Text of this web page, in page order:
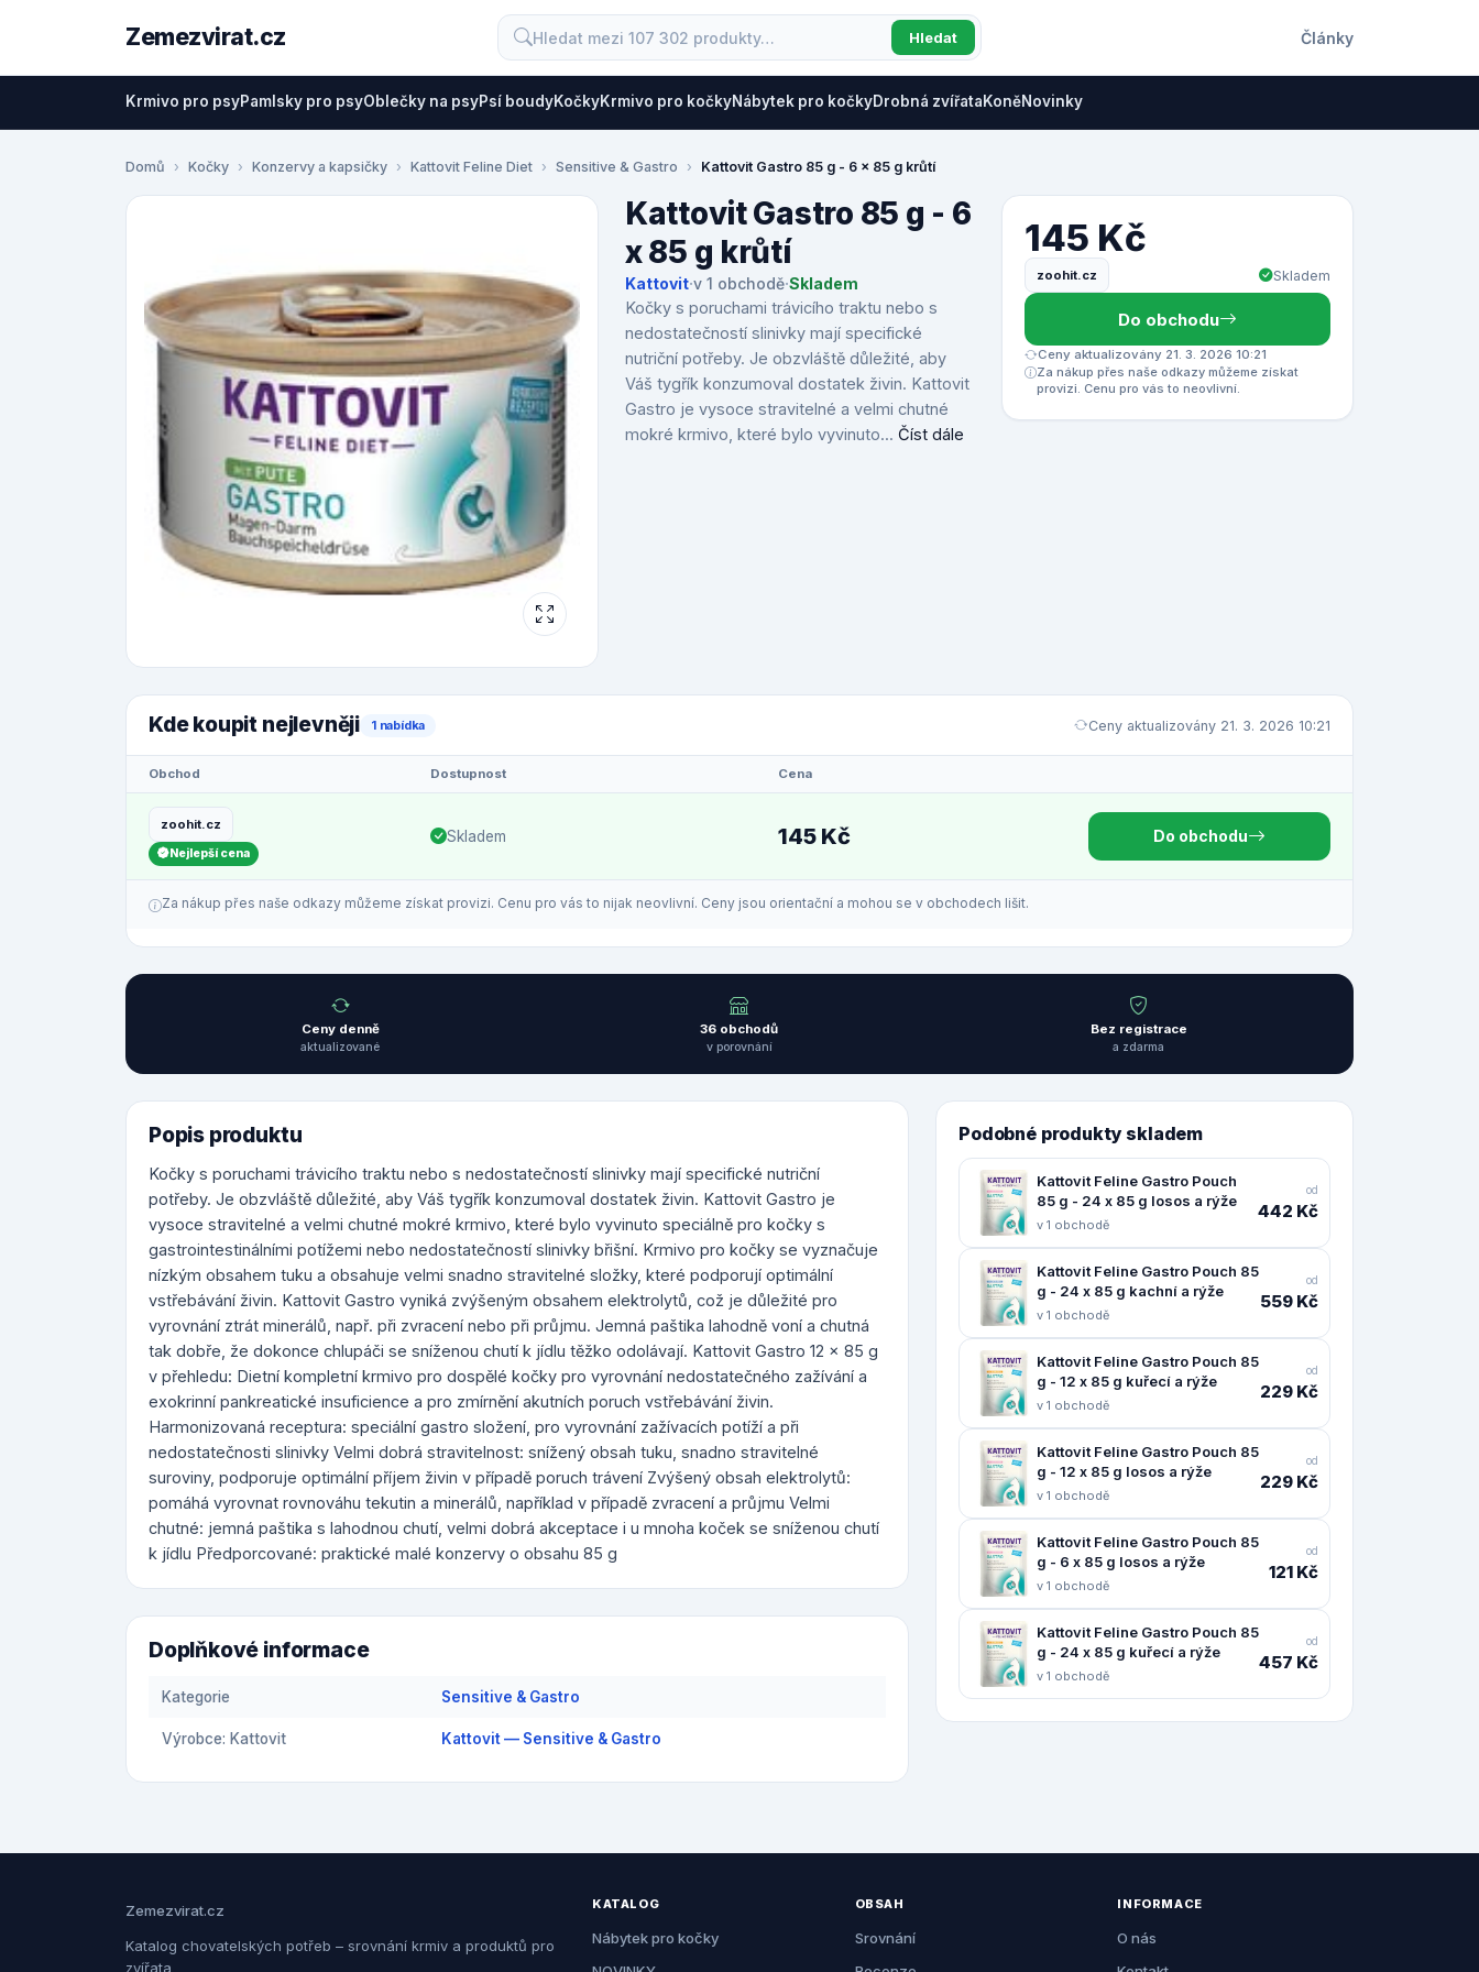
Zemezvirat.cz Hledat Články
Krmivo pro psyPamlsky pro psyOblečky na psyPsí boudyKočkyKrmivo pro kočkyNábytek pro kočkyDrobná zvířataKoněNovinky
Domů Kočky Konzervy a kapsičky Kattovit Feline Diet Sensitive & Gastro Kattovit Gastro 85 g - 6 x 85 g krůtí
Kattovit Gastro 85 g - 6
x 85 g krůtí
Kattovit·v 1 obchodě·Skladem
Kočky s poruchami trávicího traktu nebo s
nedostatečností slinivky mají specifické
nutriční potřeby. Je obzvláště důležité, aby
Váš tygřík konzumoval dostatek živin. Kattovit
Gastro je vysoce stravitelné a velmi chutné
mokré krmivo, které bylo vyvinuto... Číst dále
145 Kč
zoohit.cz Skladem
Do obchodu
Ceny aktualizovány 21. 3. 2026 10:21
Za nákup přes naše odkazy můžeme získat
provizi. Cenu pro vás to neovlivní.
Kde koupit nejlevněji 1 nabídka Ceny aktualizovány 21. 3. 2026 10:21
Obchod Dostupnost Cena
zoohit.cz
Nejlepší cena
Skladem 145 Kč Do obchodu
Za nákup přes naše odkazy můžeme získat provizi. Cenu pro vás to nijak neovlivní. Ceny jsou orientační a mohou se v obchodech lišit.
Ceny denně
aktualizované
36 obchodů
v porovnání
Bez registrace
a zdarma
Popis produktu
Kočky s poruchami trávicího traktu nebo s nedostatečností slinivky mají specifické nutriční
potřeby. Je obzvláště důležité, aby Váš tygřík konzumoval dostatek živin. Kattovit Gastro je
vysoce stravitelné a velmi chutné mokré krmivo, které bylo vyvinuto speciálně pro kočky s
gastrointestinálními potížemi nebo nedostatečností slinivky břišní. Krmivo pro kočky se vyznačuje
nízkým obsahem tuku a obsahuje velmi snadno stravitelné složky, které podporují optimální
vstřebávání živin. Kattovit Gastro vyniká zvýšeným obsahem elektrolytů, což je důležité pro
vyrovnání ztrát minerálů, např. při zvracení nebo při průjmu. Jemná paštika lahodně voní a chutná
tak dobře, že dokonce chlupáči se sníženou chutí k jídlu těžko odolávají. Kattovit Gastro 12 x 85 g
v přehledu: Dietní kompletní krmivo pro dospělé kočky pro vyrovnání nedostatečného zažívání a
exokrinní pankreatické insuficience a pro zmírnění akutních poruch vstřebávání živin.
Harmonizovaná receptura: speciální gastro složení, pro vyrovnání zažívacích potíží a při
nedostatečnosti slinivky Velmi dobrá stravitelnost: snížený obsah tuku, snadno stravitelné
suroviny, podporuje optimální příjem živin v případě poruch trávení Zvýšený obsah elektrolytů:
pomáhá vyrovnat rovnováhu tekutin a minerálů, například v případě zvracení a průjmu Velmi
chutné: jemná paštika s lahodnou chutí, velmi dobrá akceptace i u mnoha koček se sníženou chutí
k jídlu Předporcované: praktické malé konzervy o obsahu 85 g
Doplňkové informace
Kategorie Sensitive & Gastro
Výrobce: Kattovit Kattovit — Sensitive & Gastro
Podobné produkty skladem
Kattovit Feline Gastro Pouch
85 g - 24 x 85 g losos a rýže
v 1 obchodě
od
442 Kč
Kattovit Feline Gastro Pouch 85
g - 24 x 85 g kachní a rýže
v 1 obchodě
od
559 Kč
Kattovit Feline Gastro Pouch 85
g - 12 x 85 g kuřecí a rýže
v 1 obchodě
od
229 Kč
Kattovit Feline Gastro Pouch 85
g - 12 x 85 g losos a rýže
v 1 obchodě
od
229 Kč
Kattovit Feline Gastro Pouch 85
g - 6 x 85 g losos a rýže
v 1 obchodě
od
121 Kč
Kattovit Feline Gastro Pouch 85
g - 24 x 85 g kuřecí a rýže
v 1 obchodě
od
457 Kč
Zemezvirat.cz
Katalog chovatelských potřeb – srovnání krmiv a produktů pro
zvířata
KATALOG
Nábytek pro kočky
OBSAH
Srovnání
INFORMACE
O nás